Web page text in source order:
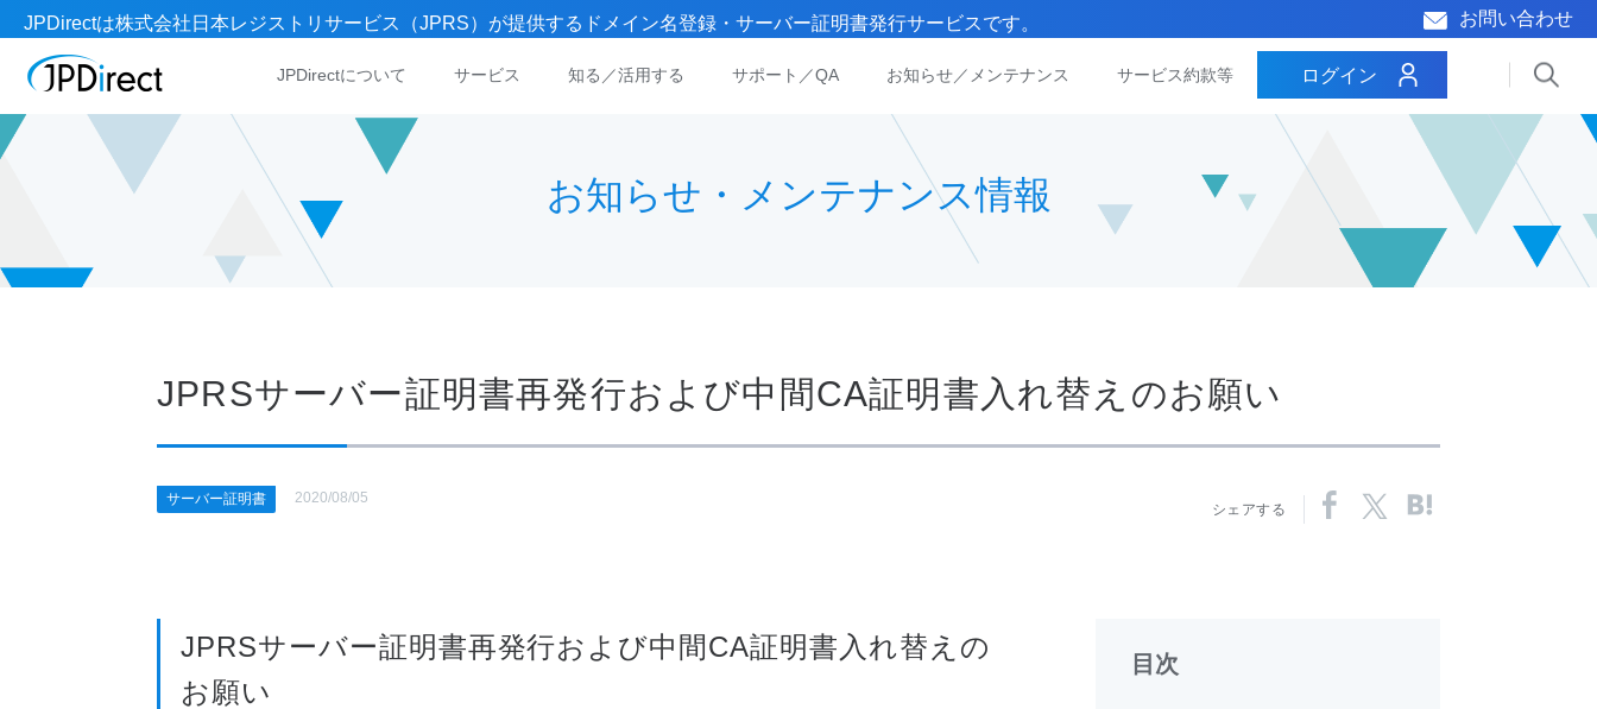
お問い合わせ
JPDirectは株式会社日本レジストリサービス（JPRS）が提供するドメイン名登録・サーバー証明書発行サービスです。
JPDirectについて サービス 知る／活用する サポート／QA お知らせ／メンテナンス サービス約款等 ログイン
お知らせ・メンテナンス情報
JPRSサーバー証明書再発行および中間CA証明書入れ替えのお願い
サーバー証明書 2020/08/05
シェアする
JPRSサーバー証明書再発行および中間CA証明書入れ替えの
お願い
目次